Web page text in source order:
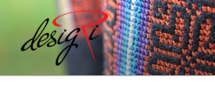
content
DESIGRI
Masintikkimine, tiimiriided, logo riietele